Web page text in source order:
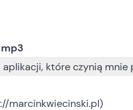
mp3
aplikacji, które czynią
marcinkwiecinski.pl)